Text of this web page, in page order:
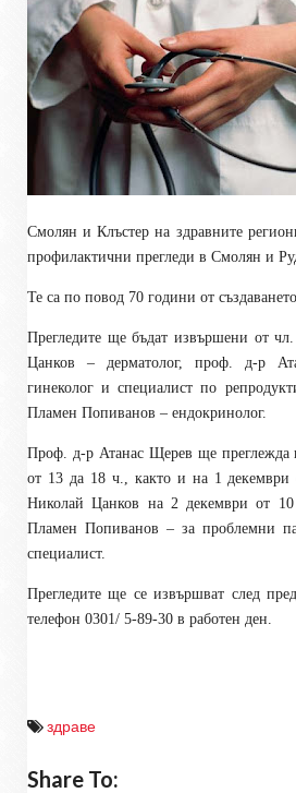
Смолян и Клъстер на здравните
профилактични прегледи в Смолян и
Те са по повод 70 години от
Прегледите ще бъдат извършени от
Цанков – дерматолог, проф. д-р
гинеколог и специалист по
Пламен Попиванов – ендокринолог.
Проф. д-р Атанас Щерев ще преглежда
от 13 да 18 ч., както и на 1
Николай Цанков на 2 декември от
Пламен Попиванов – за проблемни
специалист.
Прегледите ще се извършват след
телефон 0301/ 5-89-30 в работен ден.
здраве
Share To: